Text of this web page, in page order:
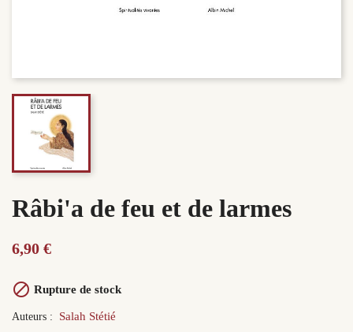
Râbi'a de feu et de larmes
6,90 €
 Rupture de stock
Auteurs : Salah Stétié